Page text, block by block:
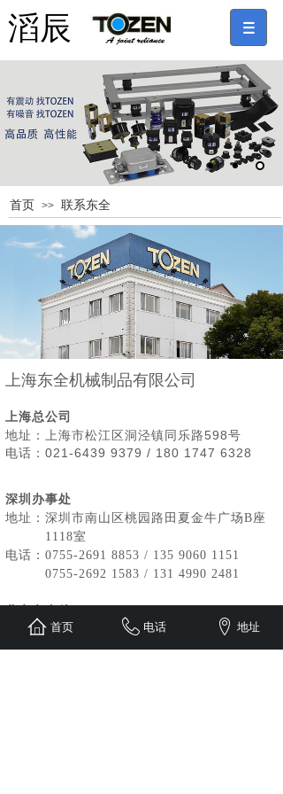
滔辰
首页 >> 联系东全
上海东全机械制品有限公司
上海总公司
地址：上海市松江区洞泾镇同乐路598号
电话：021-6439 9379 / 180 1747 6328
深圳办事处
地址：深圳市南山区桃园路田夏金牛广场B座
1118室
电话：0755-2691 8853 / 135 9060 1151
0755-2692 1583 / 131 4990 2481
地址：北京市通州区杨庄北里12号楼10层1单
元1001
首页 电话 地址